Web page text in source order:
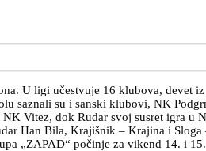
U ligi učestvuje 16 klubova, devet
saznali su i sanski klubovi, NK
Vitez, dok Rudar svoj susret igra u
Han Bila, Krajišnik – Krajina i
„ZAPAD“ počinje za vikend 14. i